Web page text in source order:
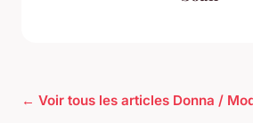
← Voir tous les articles Donna /